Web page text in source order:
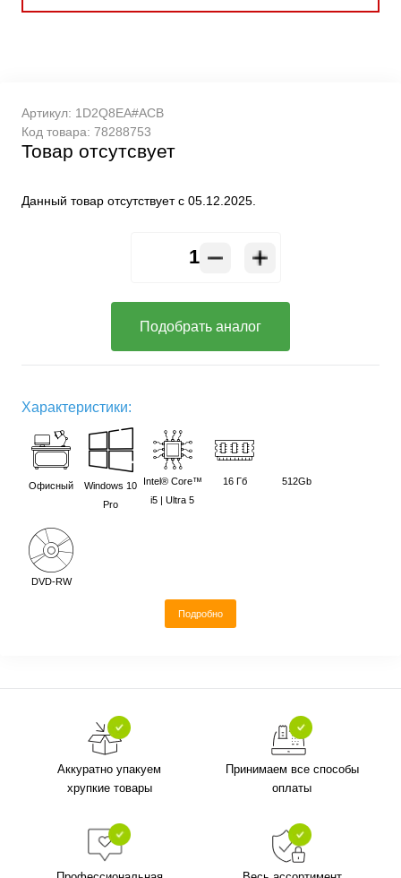
Артикул: 1D2Q8EA#ACB
Код товара: 78288753
Товар отсутсвует
Данный товар отсутствует с 05.12.2025.
Подобрать аналог
Характеристики:
Офисный
Windows 10
Pro
Intel® Core™
i5 | Ultra 5
16 Гб 512Gb
DVD-RW
Подробно
Аккуратно упакуем
хрупкие товары
Принимаем все способы
оплаты